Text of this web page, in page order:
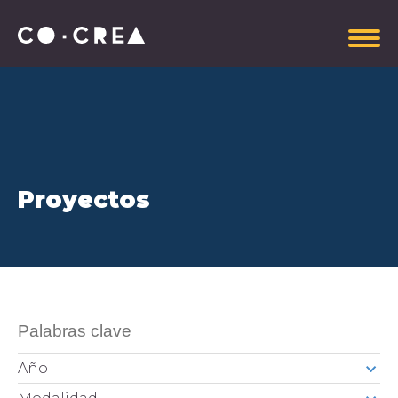
Plataforma estratégica
Aportantes
Explora
Proyectos
Año